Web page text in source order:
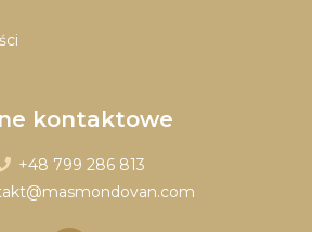
kontaktowe
+48 799 286 813